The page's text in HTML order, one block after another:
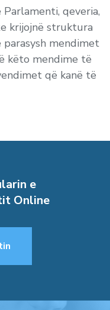
qeveria,
krijojnë struktura
mendimet
këto mendime të
që kanë të
e
Online